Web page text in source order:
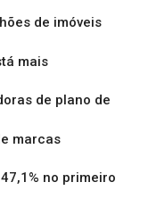
de imóveis
mais
de plano de
marcas
no primeiro